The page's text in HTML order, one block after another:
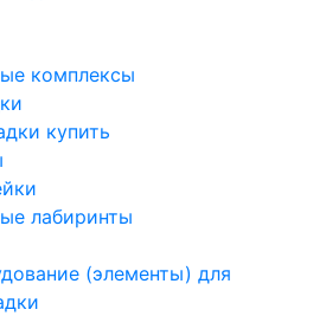
комплексы
купить
лабиринты
(элементы) для